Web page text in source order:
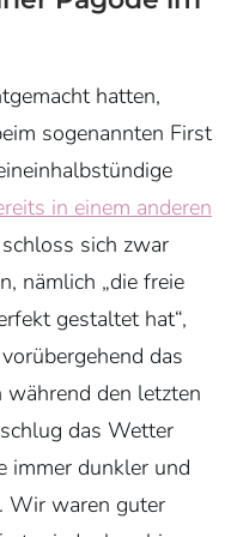
den letzten
dunkler und
Wir waren guter
wieder beruhigen
unserem Hotel in
Kolbermoor wurde
Da unsere
und der
Spinnerei
immer banger.“
der Trauung
wir uns schon